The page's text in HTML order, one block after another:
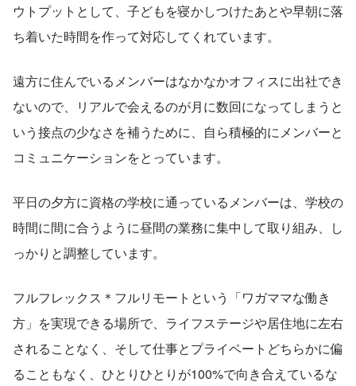
ウトプットとして、子どもを寝かしつけたあとや早朝に落
ち着いた時間を作って対応してくれています。
遠方に住んでいるメンバーはなかなかオフィスに出社でき
ないので、リアルで会えるのが月に数回になってしまうと
いう接点の少なさを補うために、自ら積極的にメンバーと
コミュニケーションをとっています。
平日の夕方に資格の学校に通っているメンバーは、学校の
時間に間に合うように昼間の業務に集中して取り組み、し
っかりと調整しています。
フルフレックス＊フルリモートという「ワガママな働き
方」を実現できる場所で、ライフステージや居住地に左右
されることなく、そして仕事とプライベートどちらかに偏
ることもなく、ひとりひとりが100%で向き合えているな